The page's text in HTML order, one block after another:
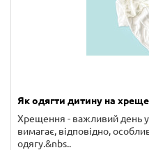
Як одягти дитину на
Хрещення - важливий день у
вимагає, відповідно,
одягу.&nbs..